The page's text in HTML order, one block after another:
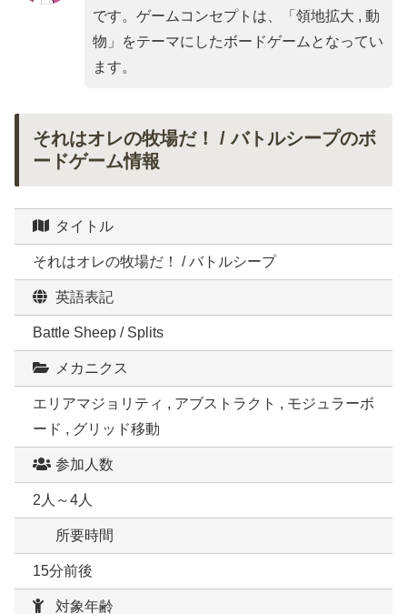
です。ゲームコンセプトは、「 領地拡大 , 動
物 」をテーマにしたボードゲームとなってい
ます。
それはオレの牧場だ！ / バトルシープのボ
ードゲーム情報
タイトル
それはオレの牧場だ！ / バトルシープ
英語表記
Battle Sheep / Splits
メカニクス
エリアマジョリティ , アブストラクト , モジュラーボ
ード , グリッド移動
参加人数
2人～4人
所要時間
15分前後
対象年齢